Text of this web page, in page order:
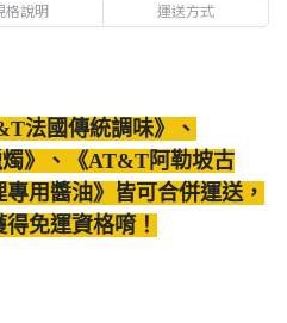
格說明 運送方式
法國傳統調味》、
》、《AT&T阿勒坡古
用醬油》皆可合併運送，
免運資格唷！